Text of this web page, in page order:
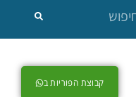
קבוצת הפוריות ב